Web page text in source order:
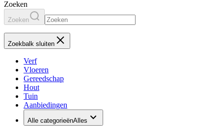
Zoeken
Zoeken
Zoekbalk sluiten
Verf
Vloeren
Gereedschap
Hout
Tuin
Aanbiedingen
Alle categorieënAlles